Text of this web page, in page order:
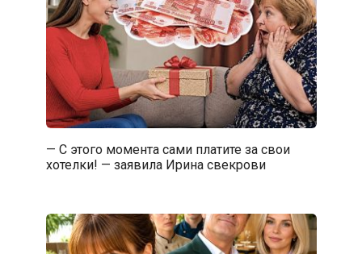
— С этого момента сами платите за свои
хотелки! — заявила Ирина свекрови